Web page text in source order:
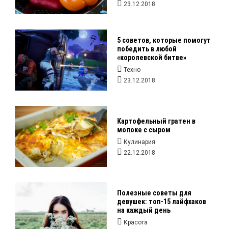
23.12.2018
5 советов, которые помогут
победить в любой
«королевской битве»
Техно
23.12.2018
Картофельный гратен в
молоке с сыром
Кулинария
22.12.2018
Полезные советы для
девушек: топ-15 лайфхаков
на каждый день
Красота